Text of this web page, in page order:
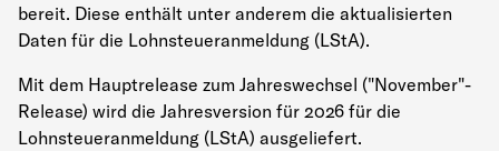
bereit. Diese enthält unter anderem die aktualisierten
Daten für die Lohnsteueranmeldung (LStA).
Mit dem Hauptrelease zum Jahreswechsel ("November"-
Release) wird die Jahresversion für 2026 für die
Lohnsteueranmeldung (LStA) ausgeliefert.